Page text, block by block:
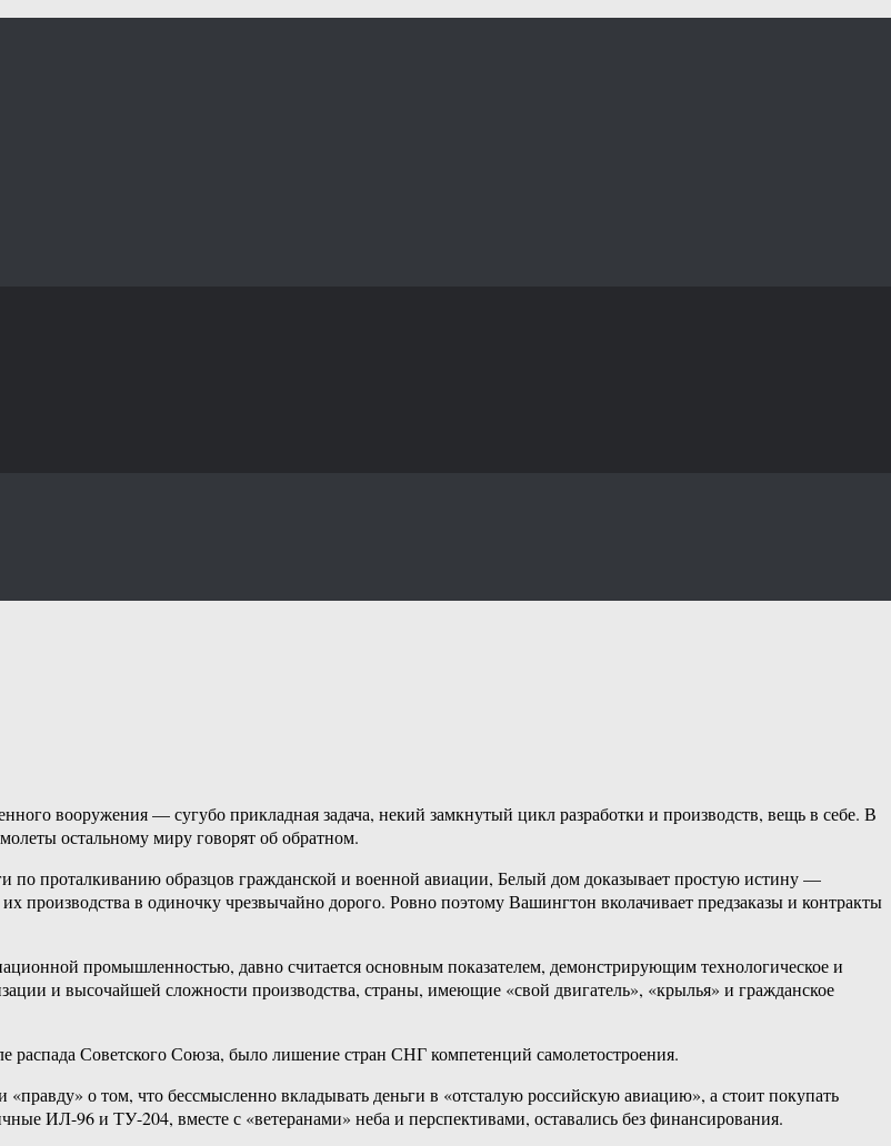
вооружения — сугубо прикладная задача, некий замкнутый цикл разработки и производств, вещь в себе. В
остальному миру говорят об обратном.
проталкиванию образцов гражданской и военной авиации, Белый дом доказывает простую истину —
в одиночку чрезвычайно дорого. Ровно поэтому Вашингтон вколачивает предзаказы и контракты
промышленностью, давно считается основным показателем, демонстрирующим технологическое и
и высочайшей сложности производства, страны, имеющие «свой двигатель», «крылья» и гражданское
Советского Союза, было лишение стран СНГ компетенций самолетостроения.
о том, что бессмысленно вкладывать деньги в «отсталую российскую авиацию», а стоит покупать
ИЛ-96 и ТУ-204, вместе с «ветеранами» неба и перспективами, оставались без финансирования.